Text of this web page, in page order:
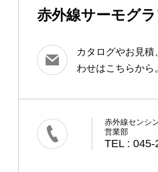
赤外線サーモグ
カタログやお見
わせはこちらから
赤外線センシ
営業部
TEL :